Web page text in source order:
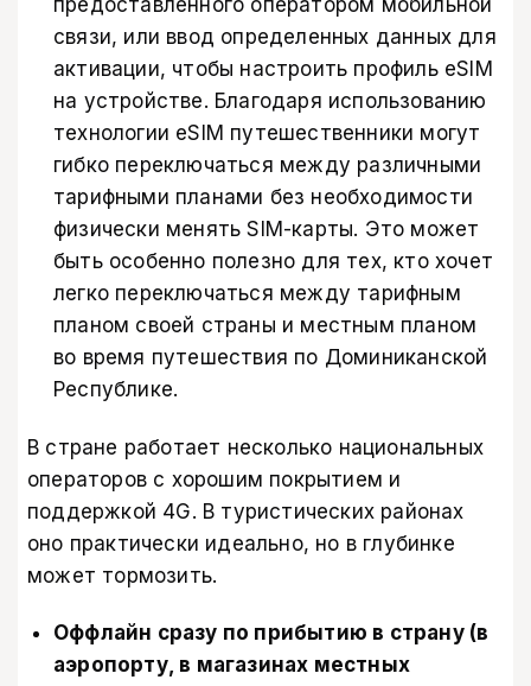
предоставленного оператором мобильной
связи, или ввод определенных данных для
активации, чтобы настроить профиль eSIM
на устройстве. Благодаря использованию
технологии eSIM путешественники могут
гибко переключаться между различными
тарифными планами без необходимости
физически менять SIM-карты. Это может
быть особенно полезно для тех, кто хочет
легко переключаться между тарифным
планом своей страны и местным планом
во время путешествия по Доминиканской
Республике.
В стране работает несколько национальных
операторов с хорошим покрытием и
поддержкой 4G. В туристических районах
оно практически идеально, но в глубинке
может тормозить.
Оффлайн сразу по прибытию в страну (в
аэропорту, в магазинах местных